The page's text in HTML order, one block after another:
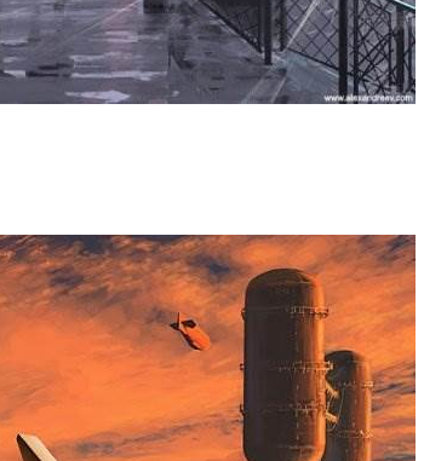
BREAKING NEWS /// НОВОСТИ